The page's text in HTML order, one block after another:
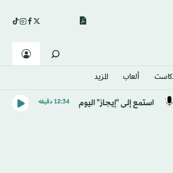
ألعاب المزيد
استمع إلى "إيجاز" اليوم 12:34 دقيقه